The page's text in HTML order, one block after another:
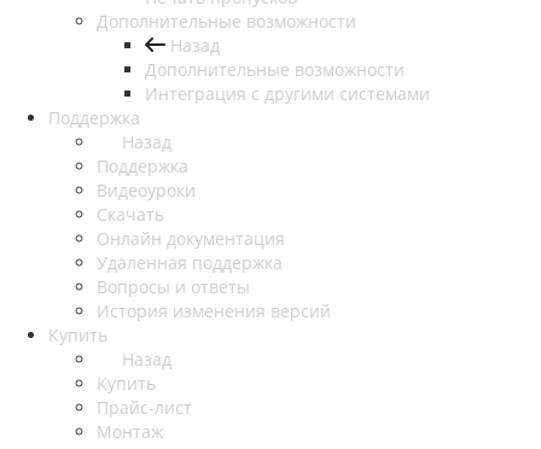
Дополнительные возможности
Назад
Дополнительные возможности
Интеграция с другими системами
Поддержка
Назад
Поддержка
Видеоуроки
Скачать
Онлайн документация
Удаленная поддержка
Вопросы и ответы
История изменения версий
Купить
Назад
Купить
Прайс-лист
Монтаж